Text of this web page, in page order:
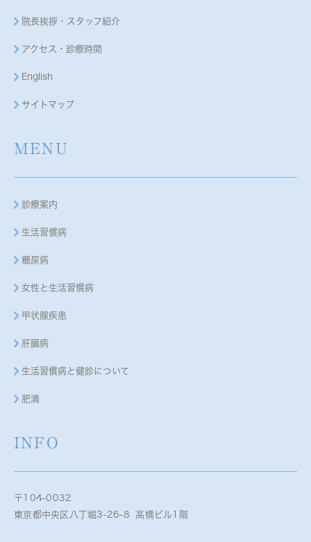
院長挨拶・スタッフ紹介
アクセス・診療時間
English
サイトマップ
MENU
診療案内
生活習慣病
糖尿病
女性と生活習慣病
甲状腺疾患
肝臓病
生活習慣病と健診について
肥満
INFO
〒104-0032
東京都中央区八丁堀3-26-8 高橋ビル1階